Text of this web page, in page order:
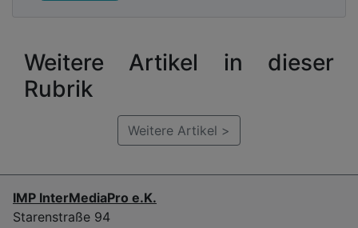
Weitere Artikel in dieser
Rubrik
Weitere Artikel >
IMP InterMediaPro e.K.
Starenstraße 94